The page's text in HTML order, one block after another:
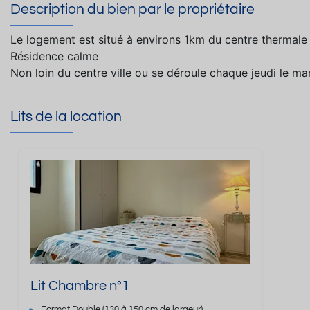
Description du bien par le propriétaire
Le logement est situé à environs 1km du centre thermale
Résidence calme
Non loin du centre ville ou se déroule chaque jeudi le
Lits de la location
Lit Chambre n°1